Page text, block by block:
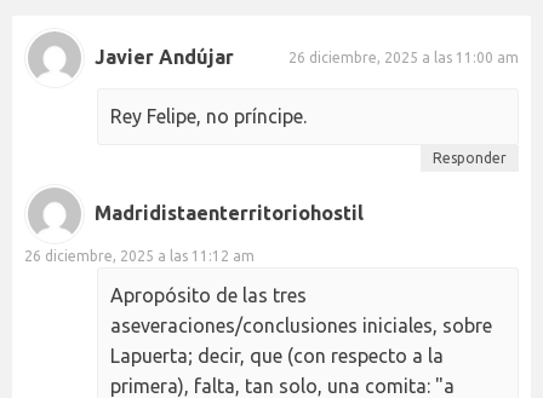
Javier Andújar 26 diciembre, 2025 a las 11:00 am
Rey Felipe, no príncipe.
Responder
Madridistaenterritoriohostil
26 diciembre, 2025 a las 11:12 am
Apropósito de las tres
aseveraciones/conclusiones iniciales, sobre
Lapuerta; decir, que (con respecto a la
primera), falta, tan solo, una comita: "a